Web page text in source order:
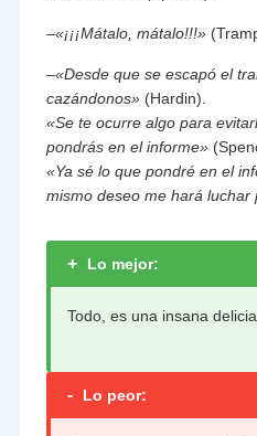
–«¡¡¡Mátalo, mátalo!!!»
–«Desde que se escapó el
cazándonos» (Hardin).
«Se te ocurre algo para
pondrás en el informe»
«Ya sé lo que pondré en el
mismo deseo me hará luchar
+ Lo mejor:
Todo, es una insana
- Lo peor: